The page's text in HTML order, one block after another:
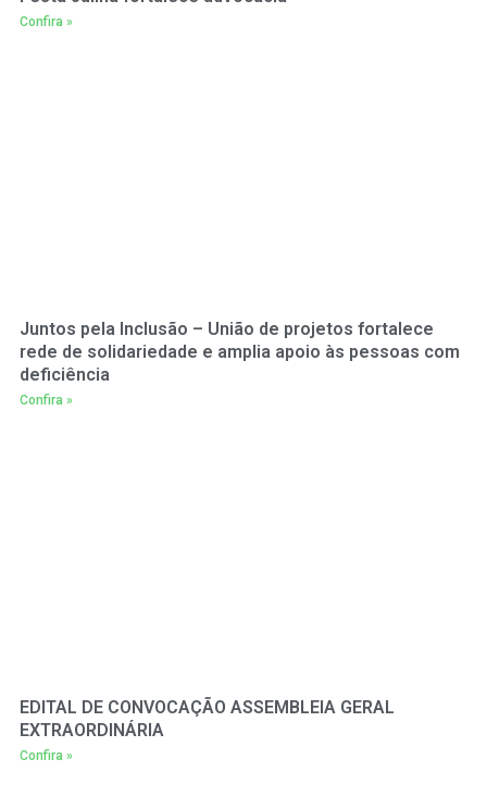
Confira »
Juntos pela Inclusão – União de projetos fortalece
rede de solidariedade e amplia apoio às pessoas com
deficiência
Confira »
EDITAL DE CONVOCAÇÃO ASSEMBLEIA GERAL
EXTRAORDINÁRIA
Confira »